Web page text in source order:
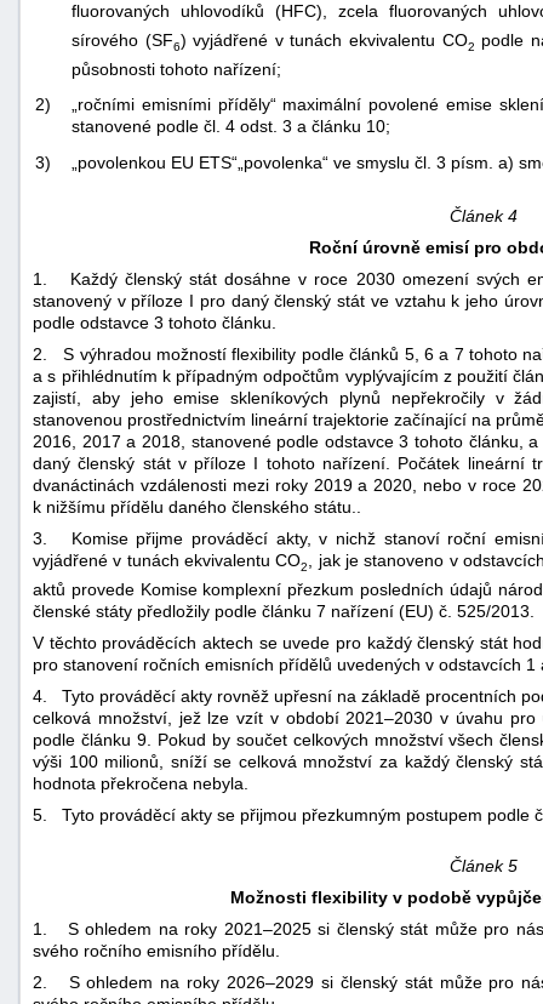
fluorovaných uhlovodíků (HFC), zcela fluorovaných
sírového (SF6) vyjádřené v tunách ekvivalentu CO2
podle
působnosti tohoto nařízení;
2)
„ročními emisními příděly“ maximální povolené emise
stanovené podle čl. 4 odst. 3 a článku 10;
3)
„povolenkou EU ETS“„povolenka“ ve smyslu čl. 3 písm. a)
Článek 4
Roční úrovně emisí pro
1. Každý členský stát dosáhne v roce 2030 omezení svých
stanovený v příloze I pro daný členský stát ve vztahu k jeho
podle odstavce 3 tohoto článku.
2. S výhradou možností flexibility podle článků 5, 6 a 7 tohoto
a s přihlédnutím k případným odpočtům vyplývajícím z použití
zajistí, aby jeho emise skleníkových plynů nepřekročily v
stanovenou prostřednictvím lineární trajektorie začínající na
2016, 2017 a 2018, stanovené podle odstavce 3 tohoto článku,
daný členský stát v příloze I tohoto nařízení. Počátek lineární
dvanáctinách vzdálenosti mezi roky 2019 a 2020, nebo v roce
k nižšímu přídělu daného členského státu..
3. Komise přijme prováděcí akty, v nichž stanoví roční
vyjádřené v tunách ekvivalentu CO2, jak je stanoveno v
aktů provede Komise komplexní přezkum posledních údajů
členské státy předložily podle článku 7 nařízení (EU) č. 525/2013.
V těchto prováděcích aktech se uvede pro každý členský stát
pro stanovení ročních emisních přídělů uvedených v odstavcích 1
4. Tyto prováděcí akty rovněž upřesní na základě procentních
celková množství, jež lze vzít v období 2021–2030 v úvahu
podle článku 9. Pokud by součet celkových množství všech
výši 100 milionů, sníží se celková množství za každý členský
hodnota překročena nebyla.
5. Tyto prováděcí akty se přijmou přezkumným postupem podle
Článek 5
Možnosti flexibility v podobě
1. S ohledem na roky 2021–2025 si členský stát může pro
svého ročního emisního přídělu.
2. S ohledem na roky 2026–2029 si členský stát může pro